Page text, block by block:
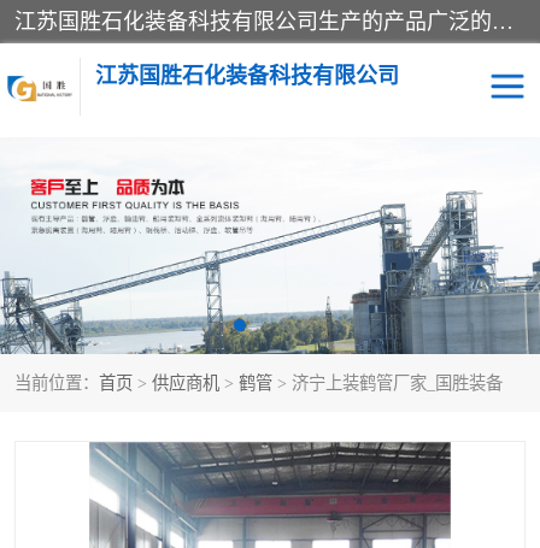
江苏国胜石化装备科技有限公司生产的产品广泛的应用于石油、石化等行业中，产品种类齐全，其中包括装卸鹤管、汽车鹤管、火车鹤管、装车鹤管、卸车鹤管、上装鹤管、下装鹤管、lng鹤管、发油鹤管、液氨鹤管、液化气鹤管等，我们生产的产品质量上乘，价格实惠，服务好，买鹤管就到国胜石化装备！
江苏国胜石化装备科技有限公司
当前位置： 首页 > 供应商机 > 鹤管 > 济宁上装鹤管厂家_国胜装备
输油臂 鹤管活动梯